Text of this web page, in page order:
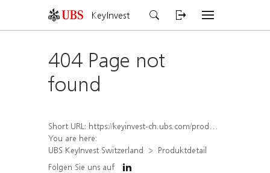
KeyInvest
404 Page not
found
Short URL: https://keyinvest-ch.ubs.com/produkt/detail/index/isin/CH1562156328
You are here:
UBS KeyInvest Switzerland
Produktdetail
Folgen Sie uns auf